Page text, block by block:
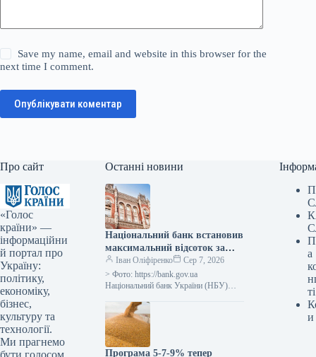
Save my name, email and website in this browser for the
next time I comment.
Опублікувати коментар
Про сайт
«Голос
країни» —
інформаційни
й портал про
Україну:
політику,
економіку,
бізнес,
культуру та
технології.
Ми прагнемо
Останні новини
Національний банк встановив
максимальний відсоток за
тримісячними депозитними
сертифікатами на рівні
облікової ставки плюс 3,5
Іван Оліфіренко
Сер 7, 2026
> Фото: https://bank.gov.ua
Національний банк України (НБУ)
тримісячними обмеженими
депозитними сертифікатами, що
дорівнює обліковій ставці плюс…
Програма 5-7-9% тепер
а
ті
и